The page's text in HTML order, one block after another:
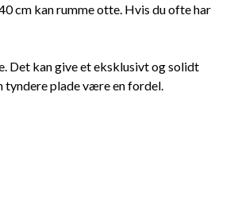
cm kan rumme otte. Hvis du ofte har
Det kan give et eksklusivt og solidt
tyndere plade være en fordel.